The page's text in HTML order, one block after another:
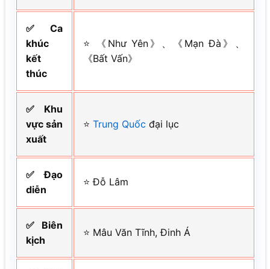
✅ Ca
khúc
kết
thúc
⭐ 《Như Yên》、《Mạn Đà》、
《Bất Vấn》
✅ Khu
vực sản
xuất
⭐ Trung Quốc đại lục
✅ Đạo
diễn
⭐ Đỗ Lâm
✅ Biên
kịch
⭐ Mâu Văn Tĩnh, Đinh Á